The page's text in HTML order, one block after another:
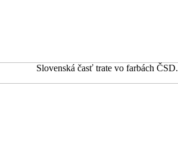
Slovenská časť trate vo farbách ČSD.